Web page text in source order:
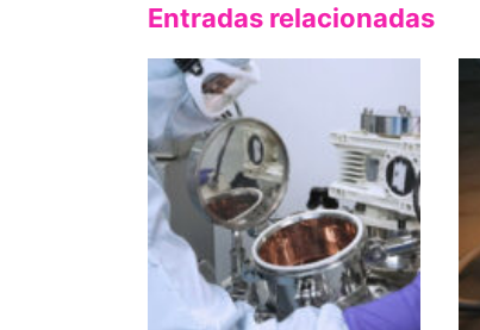
Entradas relacionadas